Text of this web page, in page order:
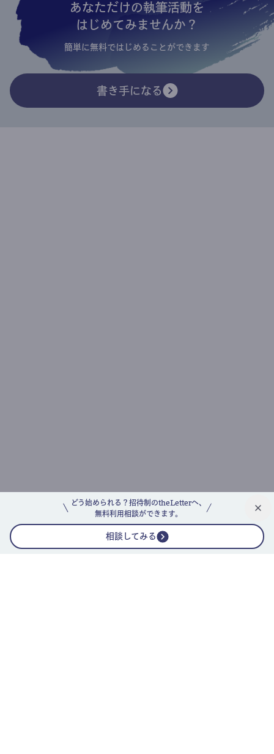
どう始められる？招待制のtheLetterへ、
無料利用相談ができます。
相談してみる
あなただけの執筆活動を
はじめてみませんか？
簡単に無料ではじめることができます
書き手になる